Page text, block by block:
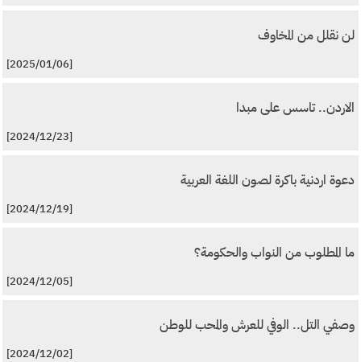
لن نقلل من المخاوف
[2025/01/06]
الاردن.. تاسس على مبدا
[2024/12/23]
دعوة اردنية باكرة لصون اللغة العربية
[2024/12/19]
ما المطلوب من النواب والحكومة؟
[2024/12/05]
وصفي التل.. الوفي للعرش والمحب للوطن
[2024/12/02]